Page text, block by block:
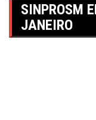
SINPROSM
JANEIRO